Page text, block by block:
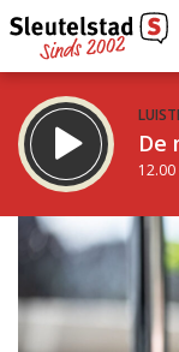
De
STRAKS:
De avond van
Vorig uur